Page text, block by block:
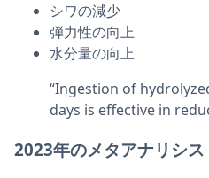
シワの減少
弾力性の向上
水分量の向上
“Ingestion of
days is effective in
2023年のメタアナリシス